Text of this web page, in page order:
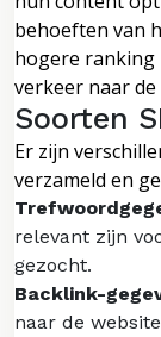
behoeften van
hogere ranking
verkeer naar de
Soorten
Er zijn
verzameld en
relevant zijn
gezocht.
Backlink-
naar de